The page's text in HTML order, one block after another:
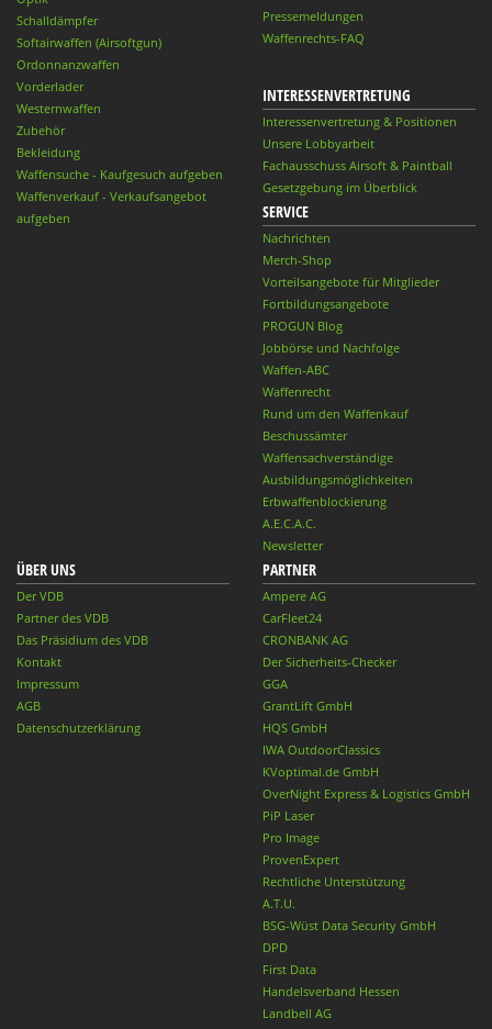
Schalldämpfer
Softairwaffen (Airsoftgun)
Ordonnanzwaffen
Vorderlader
Westernwaffen
Zubehör
Bekleidung
Waffensuche - Kaufgesuch aufgeben
Waffenverkauf - Verkaufsangebot
aufgeben
Pressemeldungen
Waffenrechts-FAQ
INTERESSENVERTRETUNG
Interessenvertretung & Positionen
Unsere Lobbyarbeit
Fachausschuss Airsoft & Paintball
Gesetzgebung im Überblick
SERVICE
Nachrichten
Merch-Shop
Vorteilsangebote für Mitglieder
Fortbildungsangebote
PROGUN Blog
Jobbörse und Nachfolge
Waffen-ABC
Waffenrecht
Rund um den Waffenkauf
Beschussämter
Waffensachverständige
Ausbildungsmöglichkeiten
Erbwaffenblockierung
A.E.C.A.C.
Newsletter
ÜBER UNS
Der VDB
Partner des VDB
Das Präsidium des VDB
Kontakt
Impressum
AGB
Datenschutzerklärung
PARTNER
Ampere AG
CarFleet24
CRONBANK AG
Der Sicherheits-Checker
GGA
GrantLift GmbH
HQS GmbH
IWA OutdoorClassics
KVoptimal.de GmbH
OverNight Express & Logistics GmbH
PiP Laser
Pro Image
ProvenExpert
Rechtliche Unterstützung
A.T.U.
BSG-Wüst Data Security GmbH
DPD
First Data
Handelsverband Hessen
Landbell AG